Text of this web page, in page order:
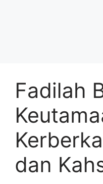
Fadilah
dan